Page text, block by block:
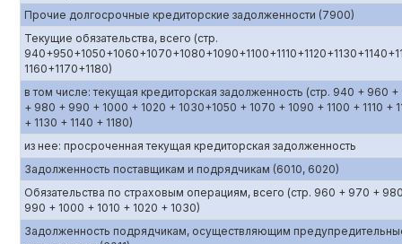
Прочие долгосрочные кредиторские задолженности (7900)
Текущие обязательства, всего (стр.
1160+1170+1180)
в том числе: текущая кредиторская задолженность (стр. 940 + 960
+ 980 + 990 + 1000 + 1020 + 1030+1050 + 1070 + 1090 + 1100 + 1110 +
+ 1130 + 1140 + 1180)
из нее: просроченная текущая кредиторская задолженность
Задолженность поставщикам и подрядчикам (6010, 6020)
Обязательства по страховым операциям, всего (стр. 960 + 970 +
990 + 1000 + 1010 + 1020 + 1030)
Задолженность подрядчикам, осуществляющим